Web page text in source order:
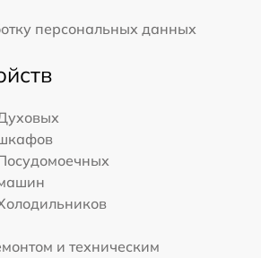
персональных данных
и техническим